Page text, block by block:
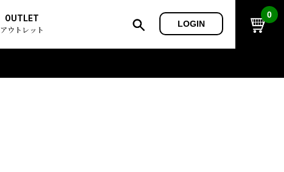
OUTLET
アウトレット
LOGIN
0